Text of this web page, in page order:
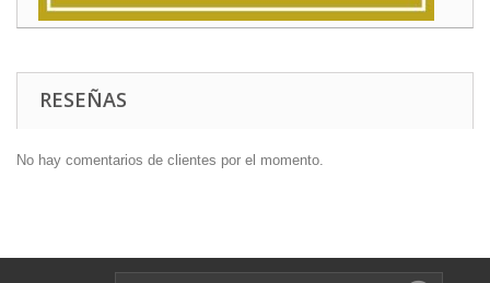
RESEÑAS
No hay comentarios de clientes por el momento.